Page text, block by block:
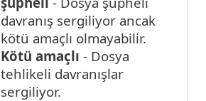
davranış sergiliyor ancak
kötü amaçlı olmayabilir.
Kötü amaçlı - Dosya
tehlikeli davranışlar
sergiliyor.